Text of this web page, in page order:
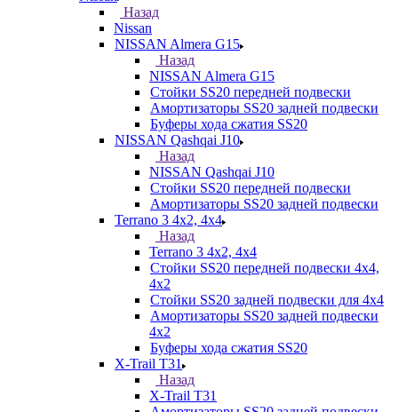
Назад
Nissan
NISSAN Almera G15
Назад
NISSAN Almera G15
Стойки SS20 передней подвески
Амортизаторы SS20 задней подвески
Буферы хода сжатия SS20
NISSAN Qashqai J10
Назад
NISSAN Qashqai J10
Стойки SS20 передней подвески
Амортизаторы SS20 задней подвески
Terrano 3 4х2, 4х4
Назад
Terrano 3 4х2, 4х4
Стойки SS20 передней подвески 4х4,
4x2
Стойки SS20 задней подвески для 4х4
Амортизаторы SS20 задней подвески
4х2
Буферы хода сжатия SS20
X-Trail T31
Назад
X-Trail T31